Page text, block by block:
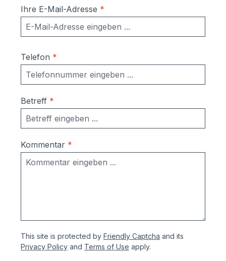
Ihre E-Mail-Adresse *
Telefon *
Betreff *
Kommentar *
This site is protected by Friendly Captcha and its
Privacy Policy and Terms of Use apply.